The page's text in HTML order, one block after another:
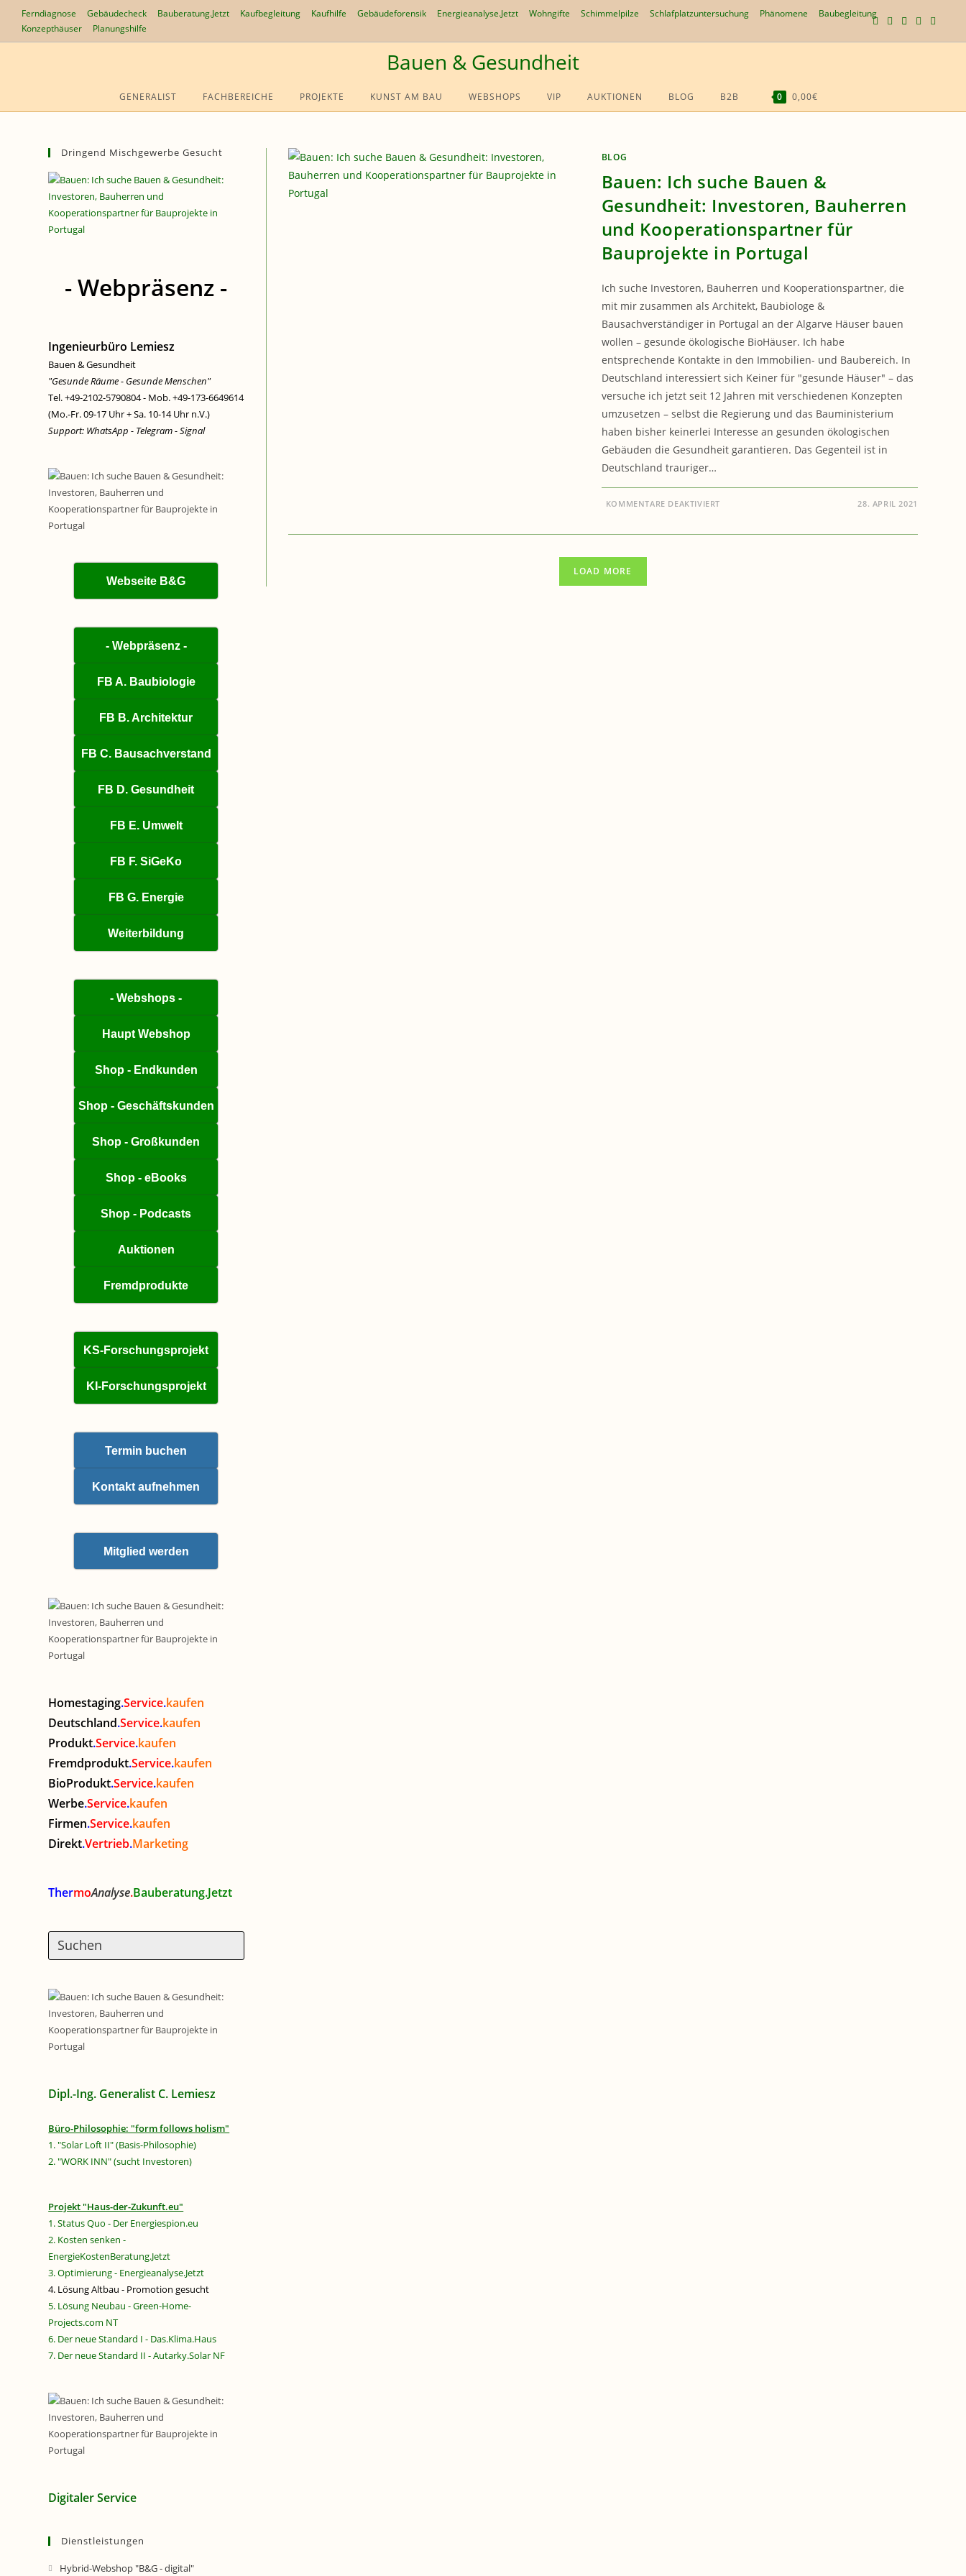
Inhalt
springen
Ferndiagnose Gebäudecheck Bauberatung.Jetzt Kaufbegleitung Kaufhilfe Gebäudeforensik Energieanalyse.Jetzt Wohngifte Schimmelpilze Schlafplatzuntersuchung Phänomene
Baubegleitung
Konzepthäuser
Planungshilfe
Bauen & Gesundheit
GENERALIST FACHBEREICHE PROJEKTE KUNST AM BAU WEBSHOPS VIP AUKTIONEN BLOG B2B 0 0,00€
WEBSITE-
Dringend Mischgewerbe Gesucht
- Webpräsenz -
Ingenieurbüro Lemiesz
Bauen & Gesundheit
"Gesunde Räume - Gesunde Menschen"
Tel. +49-2102-5790804 - Mob. +49-173-6649614
(Mo.-Fr. 09-17 Uhr + Sa. 10-14 Uhr n.V.)
Support: WhatsApp - Telegram - Signal
Webseite B&G
- Webpräsenz -
FB A. Baubiologie
FB B. Architektur
FB C. Bausachverstand
FB D. Gesundheit
FB E. Umwelt
FB F. SiGeKo
FB G. Energie
Weiterbildung
- Webshops -
Haupt Webshop
Shop - Endkunden
Shop - Geschäftskunden
Shop - Großkunden
Shop - eBooks
Shop - Podcasts
Auktionen
Fremdprodukte
KS-Forschungsprojekt
KI-Forschungsprojekt
Termin buchen
Kontakt aufnehmen
Mitglied werden
Homestaging.Service.kaufen
Deutschland.Service.kaufen
Produkt.Service.kaufen
Fremdprodukt.Service.kaufen
BioProdukt.Service.kaufen
Werbe.Service.kaufen
Firmen.Service.kaufen
Direkt.Vertrieb.Marketing
ThermoAnalyse.Bauberatung.Jetzt
Dipl.-Ing. Generalist C. Lemiesz
Büro-Philosophie: "form follows holism"
1. "Solar Loft II" (Basis-Philosophie)
2. "WORK INN" (sucht Investoren)
Projekt "Haus-der-Zukunft.eu"
1. Status Quo - Der Energiespion.eu
2. Kosten senken -
EnergieKostenBeratung.Jetzt
3. Optimierung - Energieanalyse.Jetzt
4. Lösung Altbau - Promotion gesucht
5. Lösung Neubau - Green-Home-
Projects.com NT
6. Der neue Standard I - Das.Klima.Haus
7. Der neue Standard II - Autarky.Solar NF
Digitaler Service
Dienstleistungen
Hybrid-Webshop "B&G - digital"
BLOG
Bauen: Ich suche Bauen &
Gesundheit: Investoren, Bauherren
und Kooperationspartner für
Bauprojekte in Portugal
Ich suche Investoren, Bauherren und Kooperationspartner, die
mit mir zusammen als Architekt, Baubiologe &
Bausachverständiger in Portugal an der Algarve Häuser bauen
wollen – gesunde ökologische BioHäuser. Ich habe
entsprechende Kontakte in den Immobilien- und Baubereich. In
Deutschland interessiert sich Keiner für "gesunde Häuser" – das
versuche ich jetzt seit 12 Jahren mit verschiedenen Konzepten
umzusetzen – selbst die Regierung und das Bauministerium
haben bisher keinerlei Interesse an gesunden ökologischen
Gebäuden die Gesundheit garantieren. Das Gegenteil ist in
Deutschland trauriger…
KOMMENTARE DEAKTIVIERT
SUCHE
28. APRIL 2021
LOAD MORE